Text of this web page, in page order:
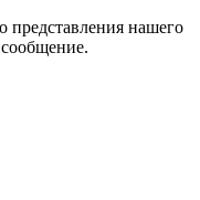
представления нашего